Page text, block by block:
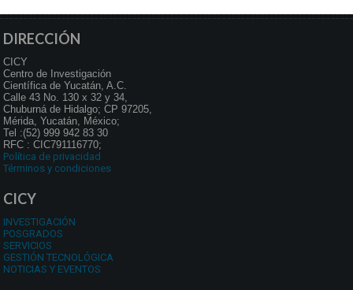
DIRECCIÓN
CICY
Centro de Investigación
Científica de Yucatán, A.C.
Calle 43 No. 130 x 32 y 34,
Chuburná de Hidalgo; CP 97205,
Mérida, Yucatán, México;
Tel :(52) 999 942 83 30
RFC : CIC791116770;
Política de privacidad
Términos y condiciones
CICY
INVESTIGACIÓN
POSGRADOS
SERVICIOS
GESTIÓN TECNOLÓGICA
NOTICIAS Y EVENTOS